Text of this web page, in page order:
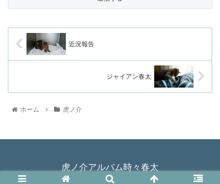
近況報告
ジャイアン春太
ホーム 虎ノ介
虎ノ介アルバム時々春太
© 2015 虎ノ介アルバム時々春太.